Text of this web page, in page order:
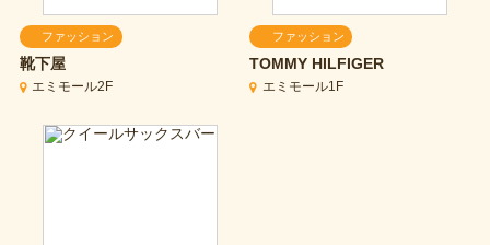
ファッション
靴下屋
エミモール2F
ファッション
TOMMY HILFIGER
エミモール1F